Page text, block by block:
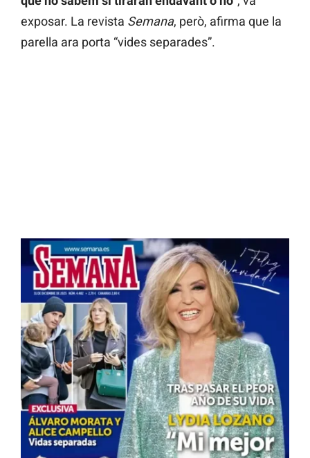
exposar. La revista Semana, però, afirma que la
parella ara porta “vides separades”.